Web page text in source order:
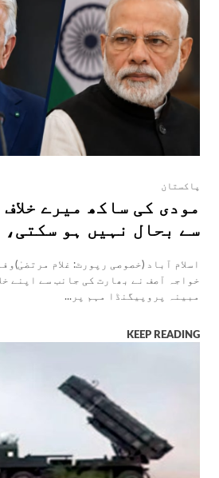
پاکستان
مودی کی ساکھ میرے
سے بحال نہیں ہو
اسلام آباد (خصوصی رپورٹ: غلام
خواجہ آصف نے بھارت کی جانب سے اپنے
مبینہ پروپیگنڈا مہم پر...
KEEP READING